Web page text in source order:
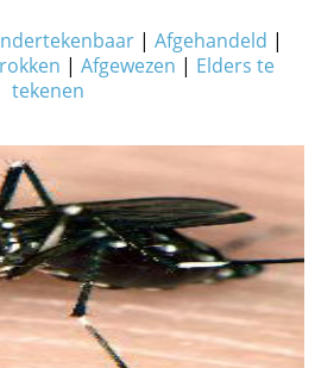
| Afgehandeld |
| Afgewezen | Elders te
tekenen